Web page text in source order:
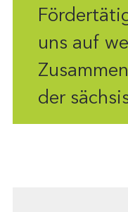
uns auf
der